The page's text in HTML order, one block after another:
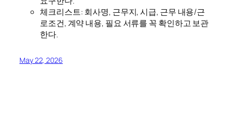
체크리스트: 회사명, 근무지, 시급, 근무 내용/근
로조건, 계약 내용, 필요 서류를 꼭 확인하고 보관
한다.
May 22, 2026